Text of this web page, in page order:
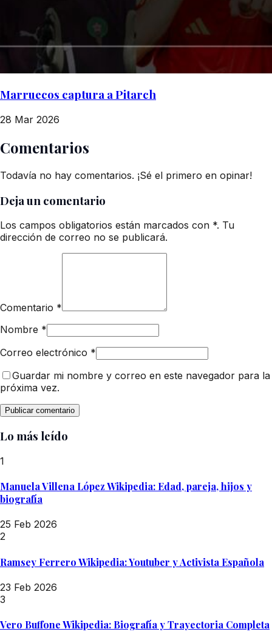
Marruecos captura a Pitarch
28 Mar 2026
Comentarios
Todavía no hay comentarios. ¡Sé el primero en opinar!
Deja un comentario
Los campos obligatorios están marcados con *. Tu
dirección de correo no se publicará.
Comentario *
Nombre *
Correo electrónico *
Guardar mi nombre y correo en este navegador para la
próxima vez.
Lo más leído
1
Manuela Villena López Wikipedia: Edad, pareja, hijos y
biografía
25 Feb 2026
2
Ramsey Ferrero Wikipedia: Youtuber y Activista Española
23 Feb 2026
3
Vero Buffone Wikipedia: Biografía y Trayectoria Completa